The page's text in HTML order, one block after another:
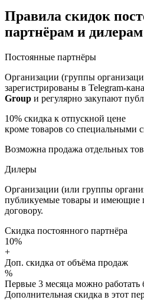
Правила скидок
партнёрам и дилерам
Постоянные партнёры
Организации (группы
зарегистрированы в Telegram-
Group и регулярно закупают
10% скидка к отпускной цене
кроме товаров со специальными
Возможна продажа отдельных
Дилеры
Организации (или группы
публикуемые товары и имеющие
договору.
Скидка постоянного партнёра
10%
+
Доп. скидка от объёма продаж
%
Первые 3 месяца можно работать
Дополнительная скидка в этот